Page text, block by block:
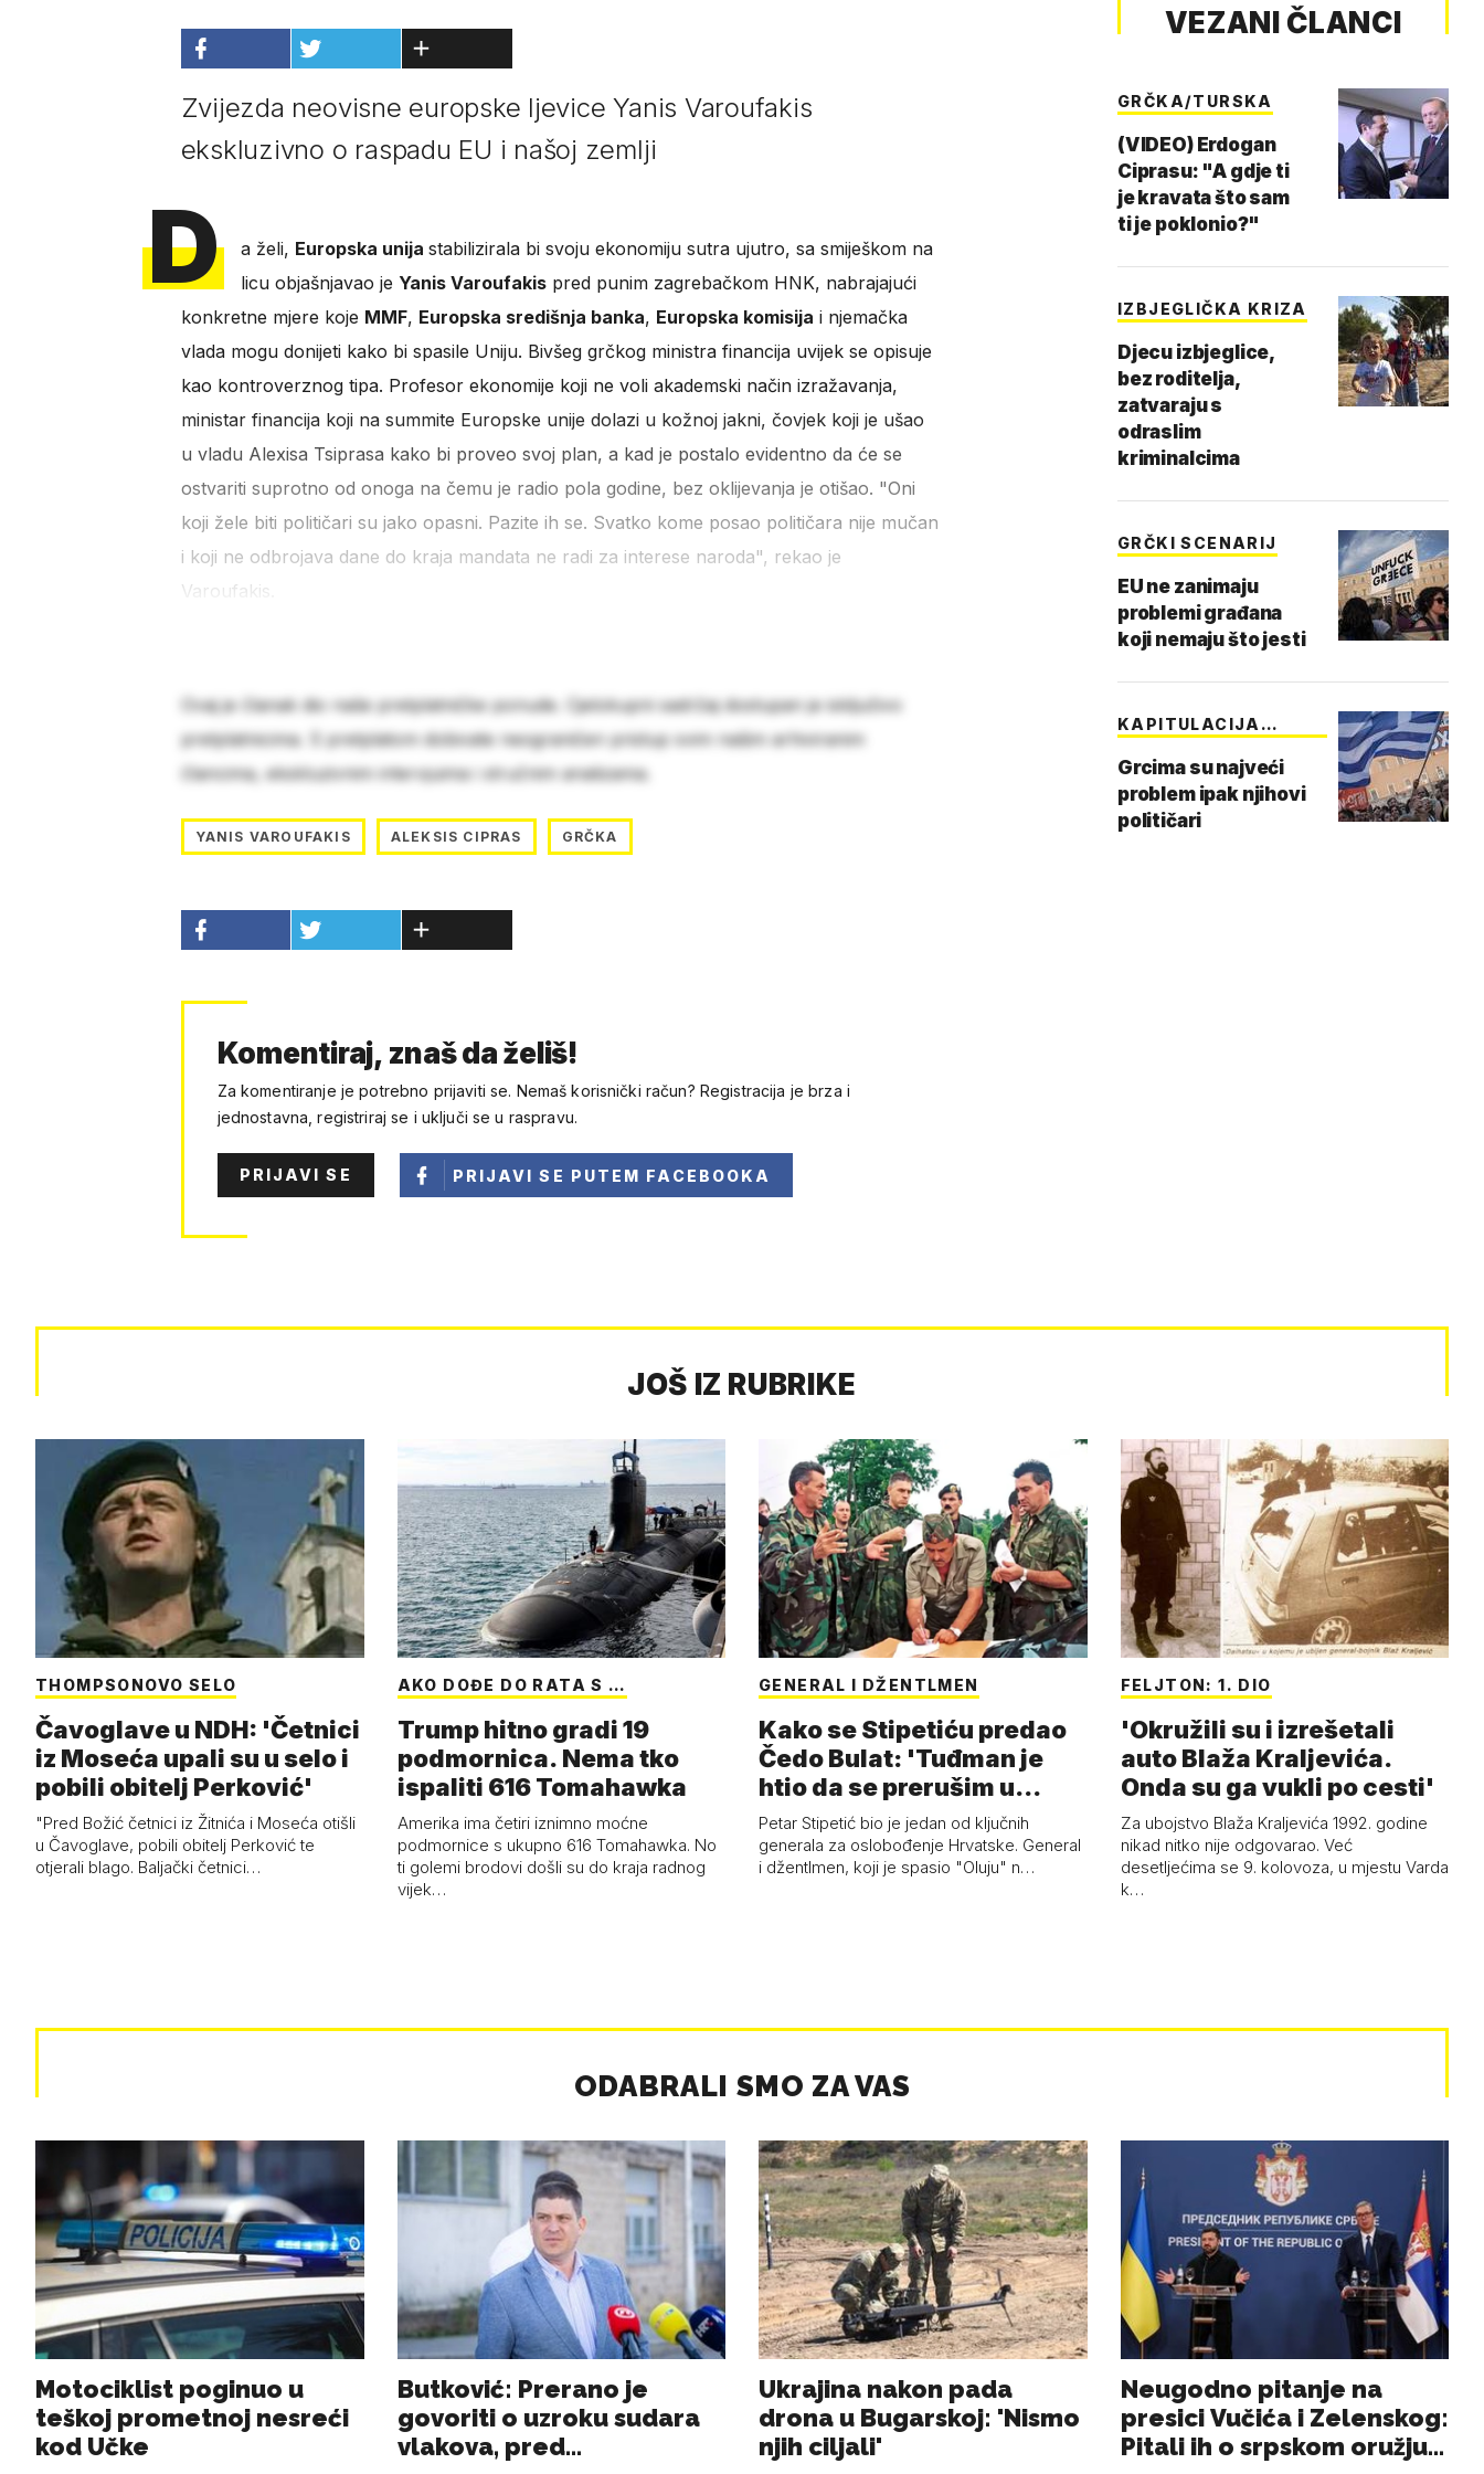
Zvijezda neovisne europske ljevice Yanis Varoufakis
ekskluzivno o raspadu EU i našoj zemlji
D a želi, Europska unija stabilizirala bi svoju ekonomiju sutra ujutro, sa smiješkom na
licu objašnjavao je Yanis Varoufakispred punim zagrebačkom HNK, nabrajajući
konkretne mjere koje MMF, Europska središnja banka, Europska komisija i njemačka
vlada mogu donijeti kako bi spasile Uniju. Bivšeg grčkog ministra financija uvijek se opisuje
kao kontroverznog tipa. Profesor ekonomije koji ne voli akademski način izražavanja,
ministar financija koji na summite Europske unije dolazi u kožnoj jakni, čovjek koji je ušao
u vladu Alexisa Tsiprasa kako bi proveo svoj plan, a kad je postalo evidentno da će se
ostvariti suprotno od onoga na čemu je radio pola godine, bez oklijevanja je otišao. "Oni
koji žele biti političari su jako opasni. Pazite ih se. Svatko kome posao političara nije mučan
i koji ne odbrojava dane do kraja mandata ne radi za interese naroda", rekao je
Varoufakis.
Ovaj je članak dio naše pretplatničke ponude. Cjelokupni sadržaj dostupan je isključivo
pretplatnicima. S pretplatom dobivate neograničen pristup svim našim arhiviranim
člancima, ekskluzivnim intervjuima i stručnim analizama.
YANIS VAROUFAKIS ALEKSIS CIPRAS GRČKA
Komentiraj, znaš da želiš!
Za komentiranje je potrebno prijaviti se. Nemaš korisnički račun? Registracija je brza i
jednostavna, registriraj se i uključi se u raspravu.
PRIJAVI SE PRIJAVI SE PUTEM FACEBOOKA
VEZANI ČLANCI
GRČKA/TURSKA
(VIDEO) Erdogan
Ciprasu: "A gdje ti
je kravata što sam
ti je poklonio?"
IZBJEGLIČKA KRIZA
Djecu izbjeglice,
bez roditelja,
zatvaraju s
odraslim
kriminalcima
GRČKI SCENARIJ
EU ne zanimaju
problemi građana
koji nemaju što jesti
KAPITULACIJA
Grcima su najveći
problem ipak njihovi
političari
JOŠ IZ RUBRIKE
THOMPSONOVO SELO
Čavoglave u NDH: 'Četnici
iz Moseća upali su u selo i
pobili obitelj Perković'
"Pred Božić četnici iz Žitnića i Moseća otišli
u Čavoglave, pobili obitelj Perković te
otjerali blago. Baljački četnici…
AKO DOĐE DO RATA S …
Trump hitno gradi 19
podmornica. Nema tko
ispaliti 616 Tomahawka
Amerika ima četiri iznimno moćne
podmornice s ukupno 616 Tomahawka. No
ti golemi brodovi došli su do kraja radnog
vijek…
GENERAL I DŽENTLMEN
Kako se Stipetiću predao
Čedo Bulat: 'Tuđman je
htio da se prerušim u
ženu'
Petar Stipetić bio je jedan od ključnih
generala za oslobođenje Hrvatske. General
i džentlmen, koji je spasio "Oluju" n…
FELJTON: 1. DIO
'Okružili su i izrešetali
auto Blaža Kraljevića.
Onda su ga vukli po cesti'
Za ubojstvo Blaža Kraljevića 1992. godine
nikad nitko nije odgovarao. Već
desetljećima se 9. kolovoza, u mjestu Varda
k…